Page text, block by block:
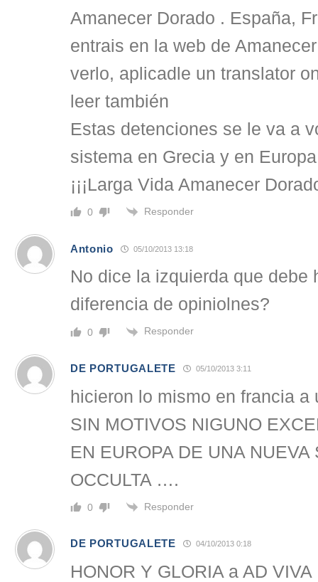
Amanecer Dorado . España,
entrais en la web de
verlo, aplicadle un translator
leer también
Estas detenciones se le va a
sistema en Grecia y en
¡¡¡Larga Vida Amanecer
0 Responder
Antonio 05/10/2013 13:18
No dice la izquierda que debe
diferencia de opiniolnes?
0 Responder
DE PORTUGALETE 05/10/2013 3:11
hicieron lo mismo en francia a
SIN MOTIVOS NIGUNO
EN EUROPA DE UNA NUEVA
OCCULTA ….
0 Responder
DE PORTUGALETE 04/10/2013 0:18
HONOR Y GLORIA a AD